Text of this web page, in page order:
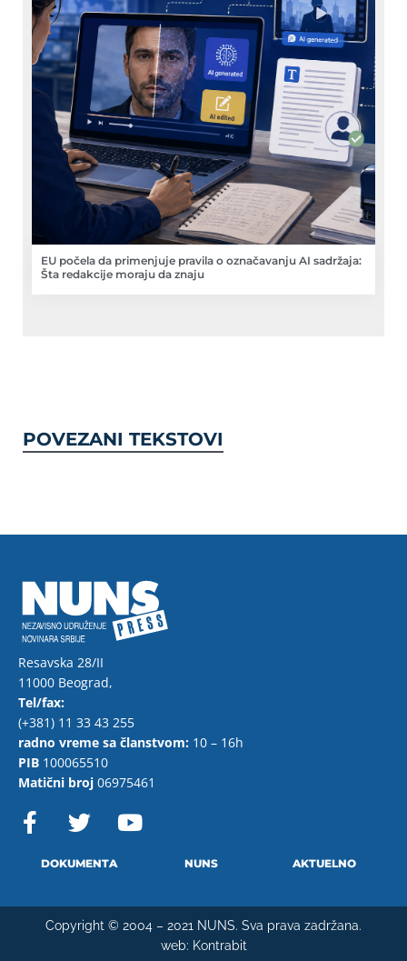
EU počela da primenjuje pravila o označavanju AI sadržaja:
Šta redakcije moraju da znaju
POVEZANI TEKSTOVI
Resavska 28/II
11000 Beograd,
Tel/fax:
(+381) 11 33 43 255
radno vreme sa članstvom: 10 – 16h
PIB 100065510
Matični broj 06975461
F
a
o
w
t
e
r
o
b
e
DOKUMENTA NUNS AKTUELNO
Copyright © 2004 – 2021 NUNS. Sva prava zadržana.
web: Kontrabit